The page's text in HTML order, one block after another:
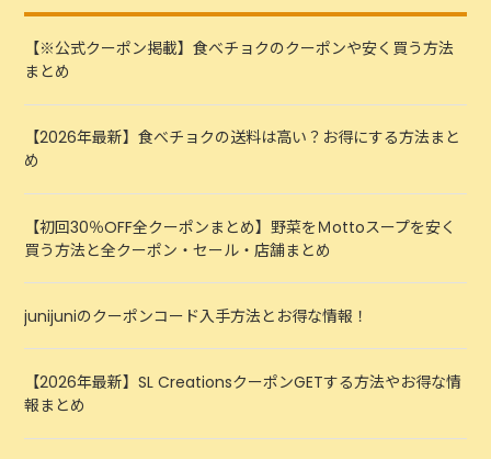
【※公式クーポン掲載】食べチョクのクーポンや安く買う方法
まとめ
【2026年最新】食べチョクの送料は高い？お得にする方法まと
め
【初回30％OFF全クーポンまとめ】野菜をＭottoスープを安く
買う方法と全クーポン・セール・店舗まとめ
junijuniのクーポンコード入手方法とお得な情報！
【2026年最新】SL CreationsクーポンGETする方法やお得な情
報まとめ